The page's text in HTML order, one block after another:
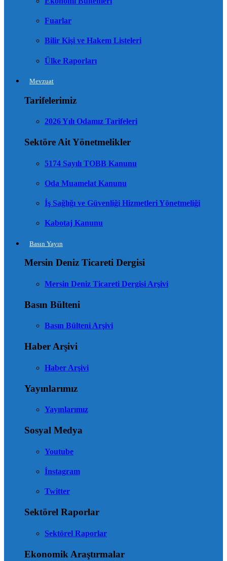
Fuarlar
Bilir Kişi ve Hakem Listeleri
Ülke Raporları
Mevzuat
Tarifelerimiz
2026 Yılı Odamız Tarifeleri
Sektöre Ait Yönetmelikler
5174 Sayılı TOBB Kanunu
Oda Muamelat Kanunu
İş Sağlığı ve Güvenliği Hizmetleri Yönetmeliği
Kabotaj Kanunu
Basın Yayın
Mersin Deniz Ticareti Dergisi
Mersin Deniz Ticareti Dergisi Arşivi
Basın Bülteni
Basın Bülteni Arşivi
Haber Arşivi
Haber Arşivi
Yayınlarımız
Yayınlarımız
Sosyal Medya
Youtube
İnstagram
Twitter
Sektörel Raporlar
Sektörel Raporlar
Ekonomik Araştırmalar